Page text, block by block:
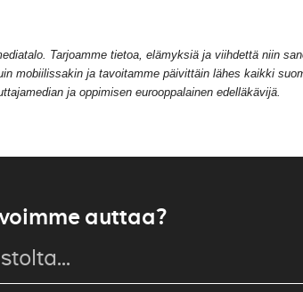
Tarjoamme tietoa, elämyksiä ja viihdettä niin
mobiilissakin ja tavoitamme päivittäin lähes kaikki
ja oppimisen eurooppalainen edelläkävijä.
auttaa?